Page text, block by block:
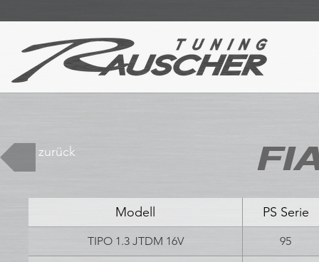
Modell PS Serie
TIPO 1.3 JTDM 16V 95
zurück